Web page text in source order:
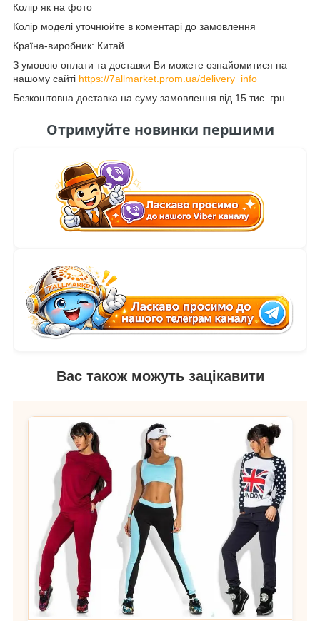
Колір як на фото
Колір моделі уточнюйте в коментарі до замовлення
Країна-виробник: Китай
З умовою оплати та доставки Ви можете ознайомитися на
нашому сайті https://7allmarket.prom.ua/delivery_info
Безкоштовна доставка на суму замовлення від 15 тис. грн.
Отримуйте новинки першими
Вас також можуть зацікавити